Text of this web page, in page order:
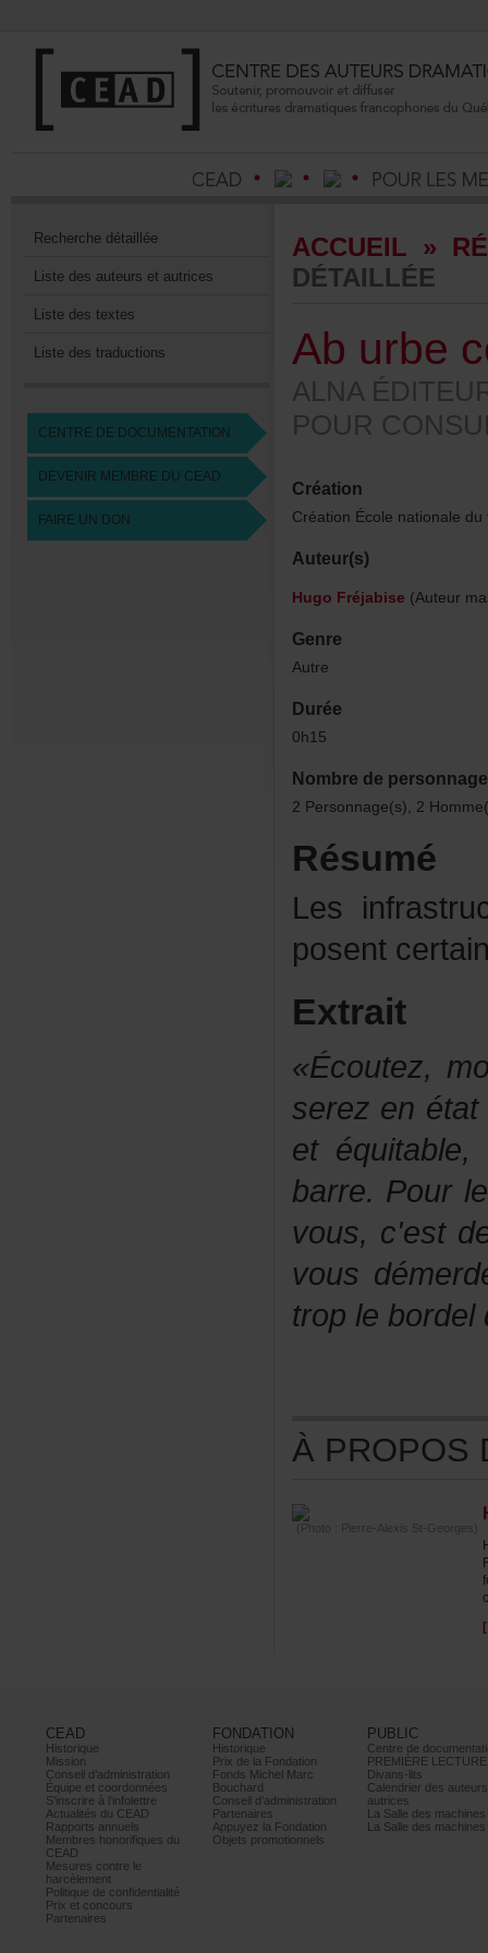
Recherchedétaillée
Listedesauteursetautrices
Listedestextes
Listedestraductions
CENTREDEDOCUMENTATION
DEVENIRMEMBREDUCEAD
FAIREUNDON
ACCUEIL »
DÉTAILLÉE
Création
Auteur(s)
HugoFréjabise
Genre
Autre
Durée
0h15
Résumé
Extrait
(Photo:Pierre-AlexisSt-Georges)
CEAD
Historique
Mission
Conseild’administration
Équipeetcoordonnées
S’inscrireàl’infolettre
ActualitésduCEAD
Rapportsannuels
Membreshonorifiquesdu
CEAD
Mesurescontrele
harcèlement
Politiquedeconfidentialité
Prixetconcours
Partenaires
FONDATION
Historique
PrixdelaFondation
FondsMichelMarc
Bouchard
Conseild’administration
Partenaires
AppuyezlaFondation
Objetspromotionnels
PUBLIC
PREMIÈRELECTURE
Divans-lits
autrices